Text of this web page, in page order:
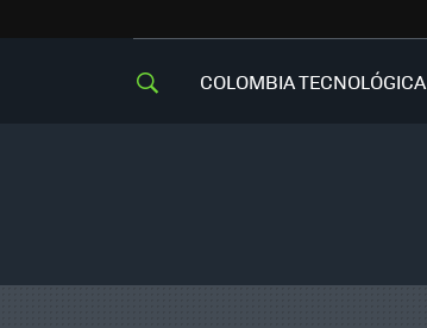
COLOMBIA TECNOLÓGICA